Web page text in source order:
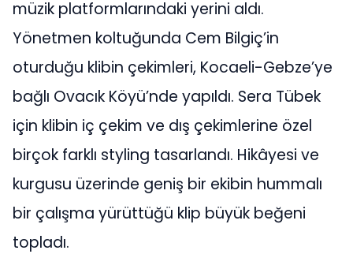
müzik platformlarındaki yerini aldı.
Yönetmen koltuğunda Cem Bilgiç’in
oturduğu klibin çekimleri, Kocaeli-Gebze’ye
bağlı Ovacık Köyü’nde yapıldı. Sera Tübek
için klibin iç çekim ve dış çekimlerine özel
birçok farklı styling tasarlandı. Hikâyesi ve
kurgusu üzerinde geniş bir ekibin hummalı
bir çalışma yürüttüğü klip büyük beğeni
topladı.